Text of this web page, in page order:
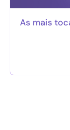
As mais